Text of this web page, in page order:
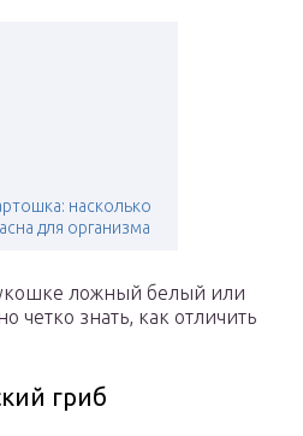
насколько
для организма
ложный белый или
четко знать, как отличить
гриб